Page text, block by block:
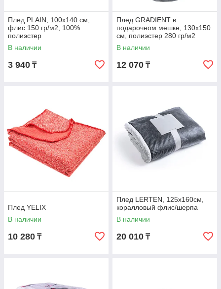
Плед PLAIN, 100х140 см,
флис 150 гр/м2, 100%
полиэстер
В наличии
3 940 ₸
Плед GRADIENT в
подарочном мешке, 130х150
см, полиэстер 280 гр/м2
В наличии
12 070 ₸
Плед YELIX
В наличии
10 280 ₸
Плед LERTEN, 125x160см,
коралловый флис/шерпа
В наличии
20 010 ₸